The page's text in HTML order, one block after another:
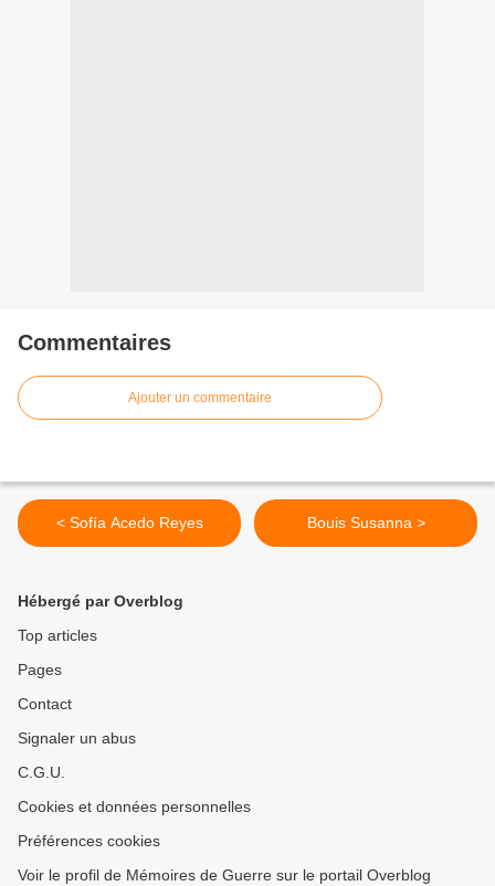
Commentaires
Ajouter un commentaire
< Sofía Acedo Reyes Bouis Susanna >
Hébergé par Overblog
Top articles
Pages
Contact
Signaler un abus
C.G.U.
Cookies et données personnelles
Préférences cookies
Voir le profil de Mémoires de Guerre sur le portail Overblog